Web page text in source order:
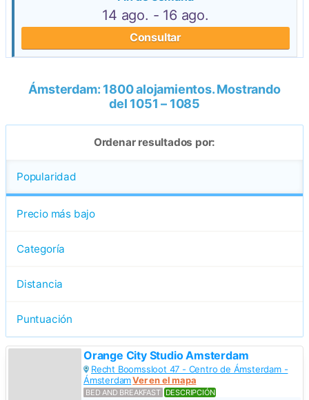
14 ago. - 16 ago.
Consultar
Ámsterdam: 1800 alojamientos. Mostrando
del 1051 – 1085
Ordenar resultados por:
Popularidad
Precio más bajo
Categoría
Distancia
Puntuación
Orange City Studio Amsterdam
Recht Boomssloot 47 - Centro de Ámsterdam -
ÁmsterdamVer en el mapa
BED AND BREAKFAST DESCRIPCIÓN